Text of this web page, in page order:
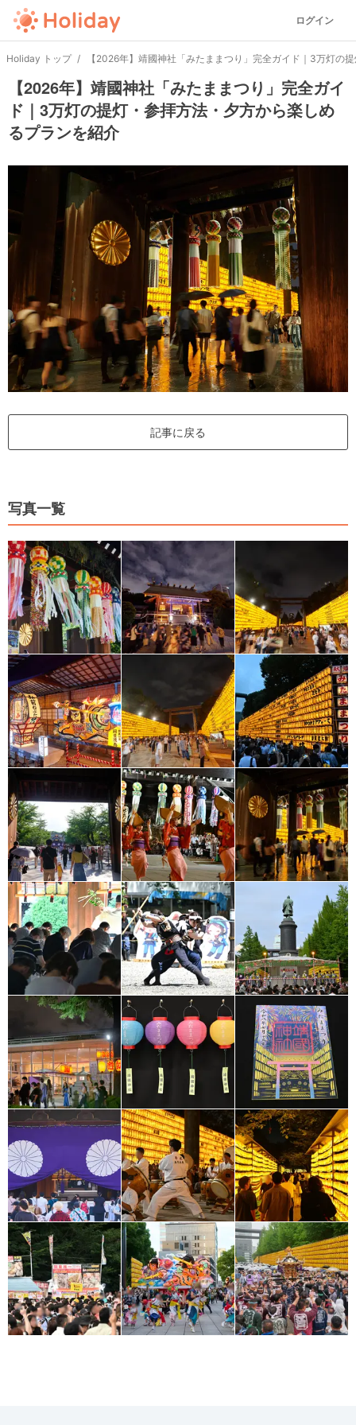
ログイン
Holiday トップ 【2026年】靖國神社「みたままつり」完全ガイド｜3万灯の
【2026年】靖國神社「みたままつり」完全ガイ
ド｜3万灯の提灯・参拝方法・夕方から楽しめ
るプランを紹介
記事に戻る
写真一覧